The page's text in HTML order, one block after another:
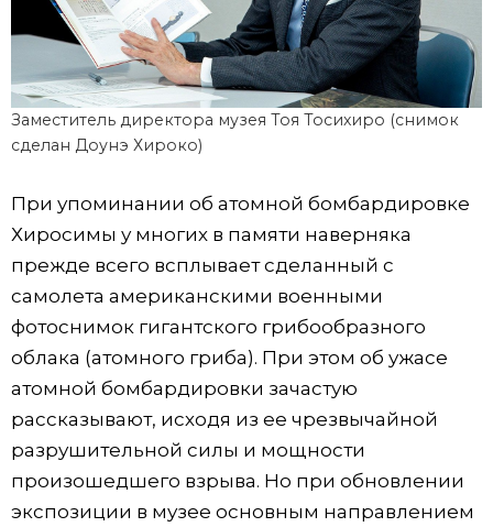
Заместитель директора музея Тоя Тосихиро (снимок
сделан Доунэ Хироко)
При упоминании об атомной бомбардировке
Хиросимы у многих в памяти наверняка
прежде всего всплывает сделанный с
самолета американскими военными
фотоснимок гигантского грибообразного
облака (атомного гриба). При этом об ужасе
атомной бомбардировки зачастую
рассказывают, исходя из ее чрезвычайной
разрушительной силы и мощности
произошедшего взрыва. Но при обновлении
экспозиции в музее основным направлением